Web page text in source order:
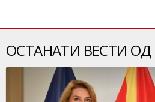
ОСТАНАТИ ВЕСТИ ОД